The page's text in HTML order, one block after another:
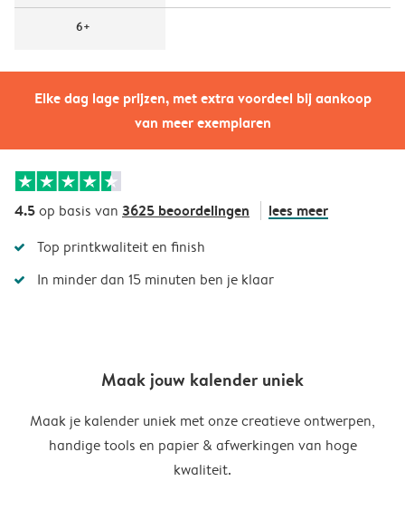
Elke dag lage prijzen, met extra voordeel bij aankoop
van meer exemplaren
6+
4.5op basis van 3625 beoordelingen lees meer
Top printkwaliteit en finish
In minder dan 15 minuten ben je klaar
Maak jouw kalender uniek
Maak je kalender uniek met onze creatieve ontwerpen,
handige tools en papier & afwerkingen van hoge
kwaliteit.